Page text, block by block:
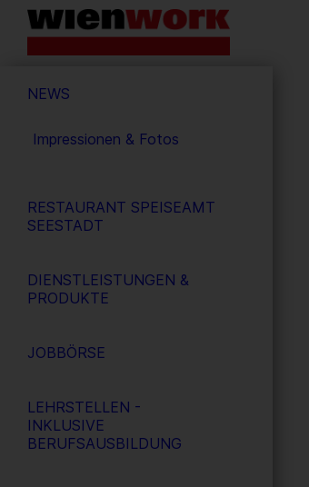
Barrierefreie
Bedienung
Webseite
NEWS
Impressionen & Fotos
RESTAURANT SPEISEAMT
SEESTADT
DIENSTLEISTUNGEN &
PRODUKTE
JOBBÖRSE
LEHRSTELLEN -
INKLUSIVE
BERUFSAUSBILDUNG